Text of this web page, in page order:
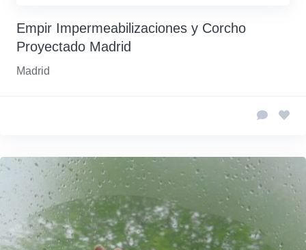
Empir Impermeabilizaciones y Corcho
Proyectado Madrid
Madrid